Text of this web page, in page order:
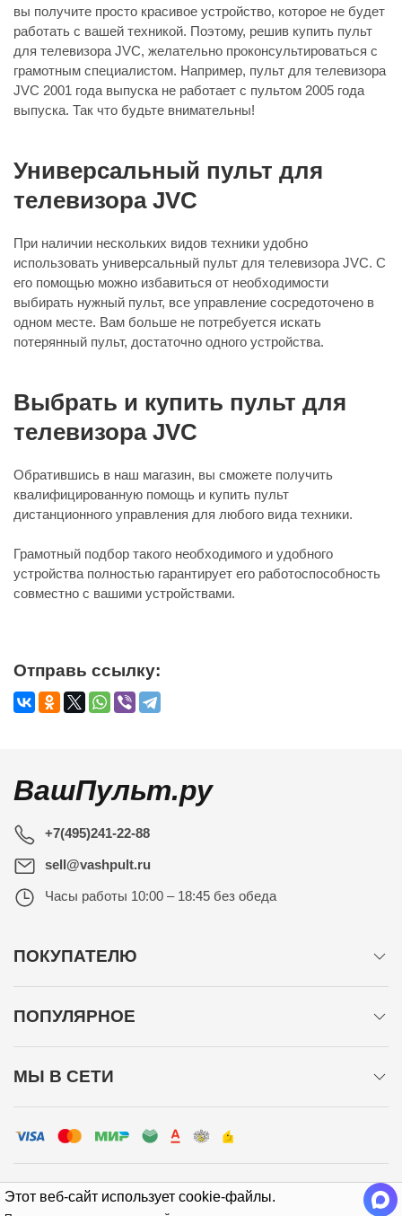
Этот веб-сайт использует cookie-файлы.
вы получите просто красивое устройство, которое не будет
работать с вашей техникой. Поэтому, решив купить пульт
для телевизора JVC, желательно проконсультироваться с
грамотным специалистом. Например, пульт для телевизора
JVC 2001 года выпуска не работает с пультом 2005 года
выпуска. Так что будьте внимательны!
Универсальный пульт для
телевизора JVC
При наличии нескольких видов техники удобно
использовать универсальный пульт для телевизора JVC. С
его помощью можно избавиться от необходимости
выбирать нужный пульт, все управление сосредоточено в
одном месте. Вам больше не потребуется искать
потерянный пульт, достаточно одного устройства.
Выбрать и купить пульт для
телевизора JVC
Обратившись в наш магазин, вы сможете получить
квалифицированную помощь и купить пульт
дистанционного управления для любого вида техники.
Грамотный подбор такого необходимого и удобного
устройства полностью гарантирует его работоспособность
совместно с вашими устройствами.
Отправь ссылку:
ВашПульт.ру
+7(495)241-22-88
sell@vashpult.ru
Часы работы 10:00 – 18:45 без обеда
ПОКУПАТЕЛЮ
ПОПУЛЯРНОЕ
МЫ В СЕТИ